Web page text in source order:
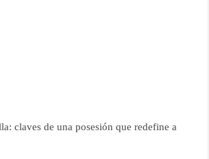
claves de una posesión que redefine a